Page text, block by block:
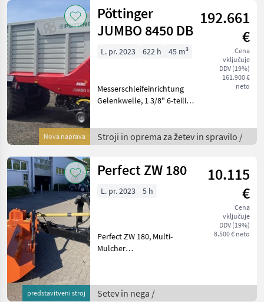
Mähbalken mit Entlas
Nova naprava
Pöttinger
JUMBO 8450 DB
192.661
€
Cena
vključuje
DDV (19%)
161.900 €
neto
L. pr. 2023 622 h 45 m³
Messerschleifeinrichtung
Gelenkwelle, 1 3/8" 6-teilig,
Zweileitungs-
Druckluftbremsanlage,
Achsspurweite 2050 mm,
Stroji in oprema za žetev in spravilo /
predstavitveni stroj
Perfect ZW 180
10.115
€
Cena
vključuje
DDV (19%)
8.500 € neto
L. pr. 2023 5 h
Perfect ZW 180, Multi-
Mulcher
Vielseitiger Alleskönner für
Ackerränder, Böschungen
Setev in nega /